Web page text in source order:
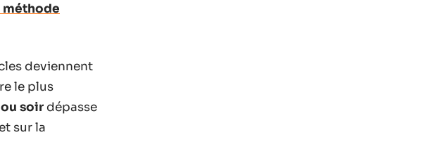
méthode
deviennent
le plus
soir dépasse
sur la